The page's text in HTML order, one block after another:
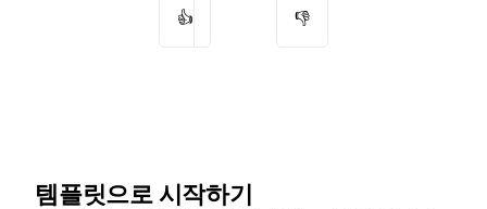
👍 👎
템플릿으로 시작하기